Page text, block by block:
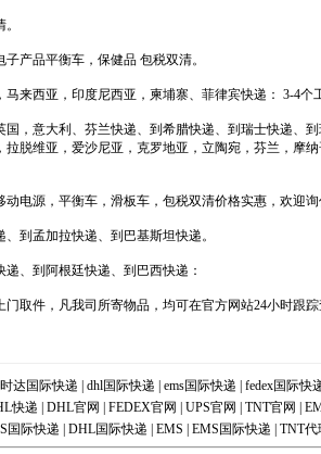
产品平衡车，保健品 包税双清。
来西亚，印度尼西亚，柬埔寨、菲律宾快递： 3-4个
国，意大利、芬兰快递、到希腊快递、到瑞士快递、
拉脱维亚，爱沙尼亚，克罗地亚，立陶宛，芬兰，摩
动电源，平衡车，滑板车，包税双清价格实惠，欢迎
到孟加拉快递、到巴基斯坦快递。
、到阿根廷快递、到巴西快递：
取件，凡我司所寄物品，均可在官方网站24小时跟
达国际快递 dhl国际快递 ems国际快递
fedex国际快
快递 DHL官网 FEDEX官网 UPS官网 TNT官网
国际快递 DHL国际快递 EMS EMS国际快递 TNT代